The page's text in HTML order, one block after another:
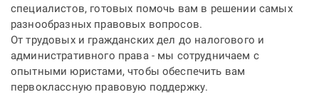
специалистов, готовых помочь вам в решении самых
разнообразных правовых вопросов.
От трудовых и гражданских дел до налогового и
административного права - мы сотрудничаем с
опытными юристами, чтобы обеспечить вам
первоклассную правовую поддержку.